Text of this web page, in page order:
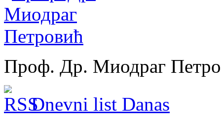
Проф. Др. Миодраг
Dnevni list Danas